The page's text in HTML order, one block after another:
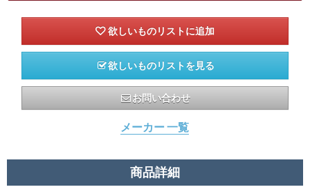
欲しいものリストを見る
お問い合わせ
メーカー 一覧
商品詳細